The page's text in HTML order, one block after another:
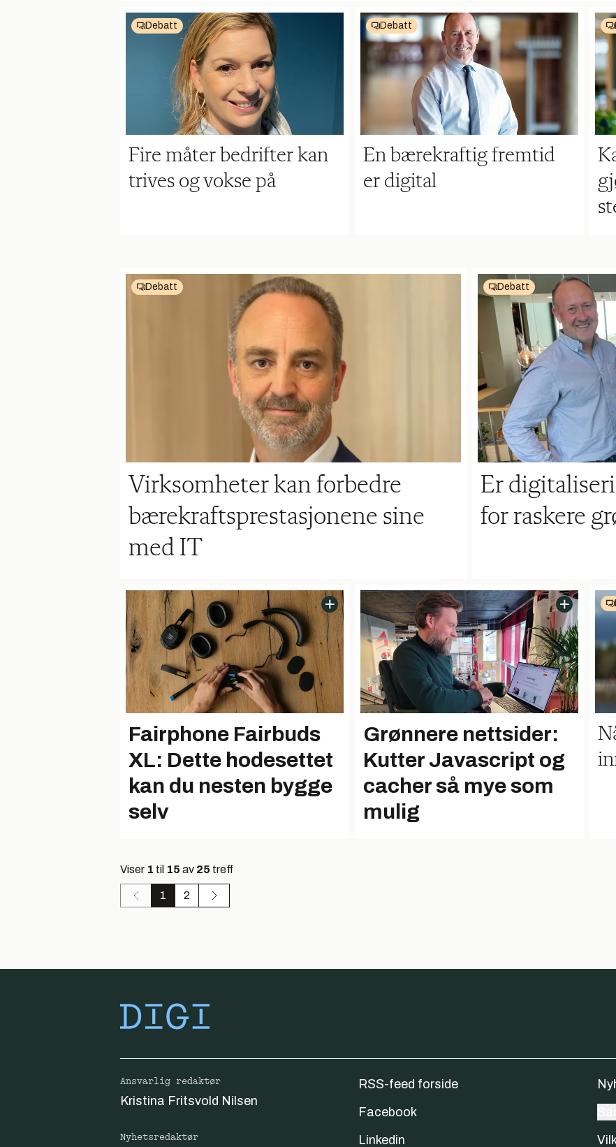
Debatt
Fire måter bedrifter kan
trives og vokse på
Debatt
En bærekraftig fremtid
er digital
Debatt
Virksomheter kan forbedre
bærekraftsprestasjonene sine
med IT
Debatt
Er
for raskere
Fairphone Fairbuds
XL: Dette hodesettet
kan du nesten bygge
selv
Grønnere nettsider:
Kutter Javascript og
cacher så mye som
mulig
Viser 1 til 15 av 25 treff
1 2
Ansvarlig redaktør
Kristina Fritsvold Nilsen
Nyhetsredaktør
RSS-feed forside
Facebook
Linkedin